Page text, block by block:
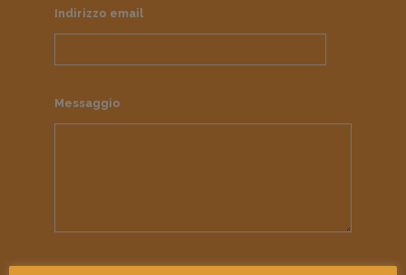
Indirizzo email
Messaggio